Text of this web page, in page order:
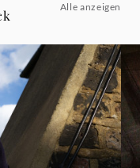
Alle anzeigen